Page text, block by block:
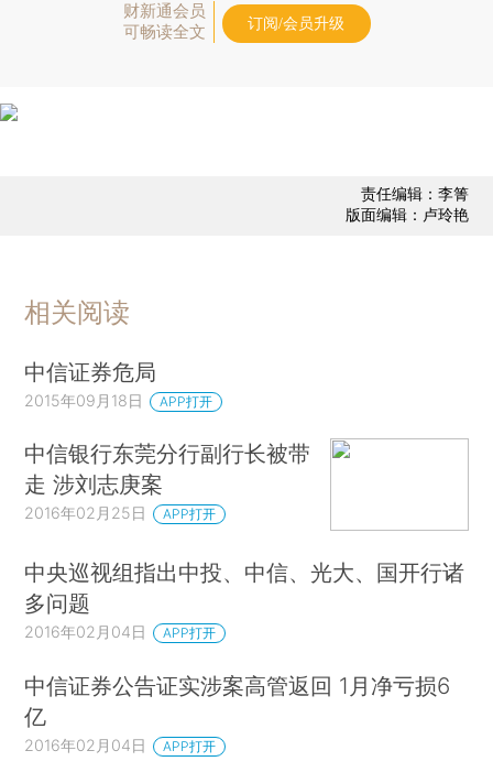
财新通会员
可畅读全文
订阅/会员升级
责任编辑：李箐
版面编辑：卢玲艳
相关阅读
中信证券危局
2015年09月18日 APP打开
中信银行东莞分行副行长被带
走 涉刘志庚案
2016年02月25日 APP打开
中央巡视组指出中投、中信、光大、国开行诸
多问题
2016年02月04日 APP打开
中信证券公告证实涉案高管返回 1月净亏损6
亿
2016年02月04日 APP打开